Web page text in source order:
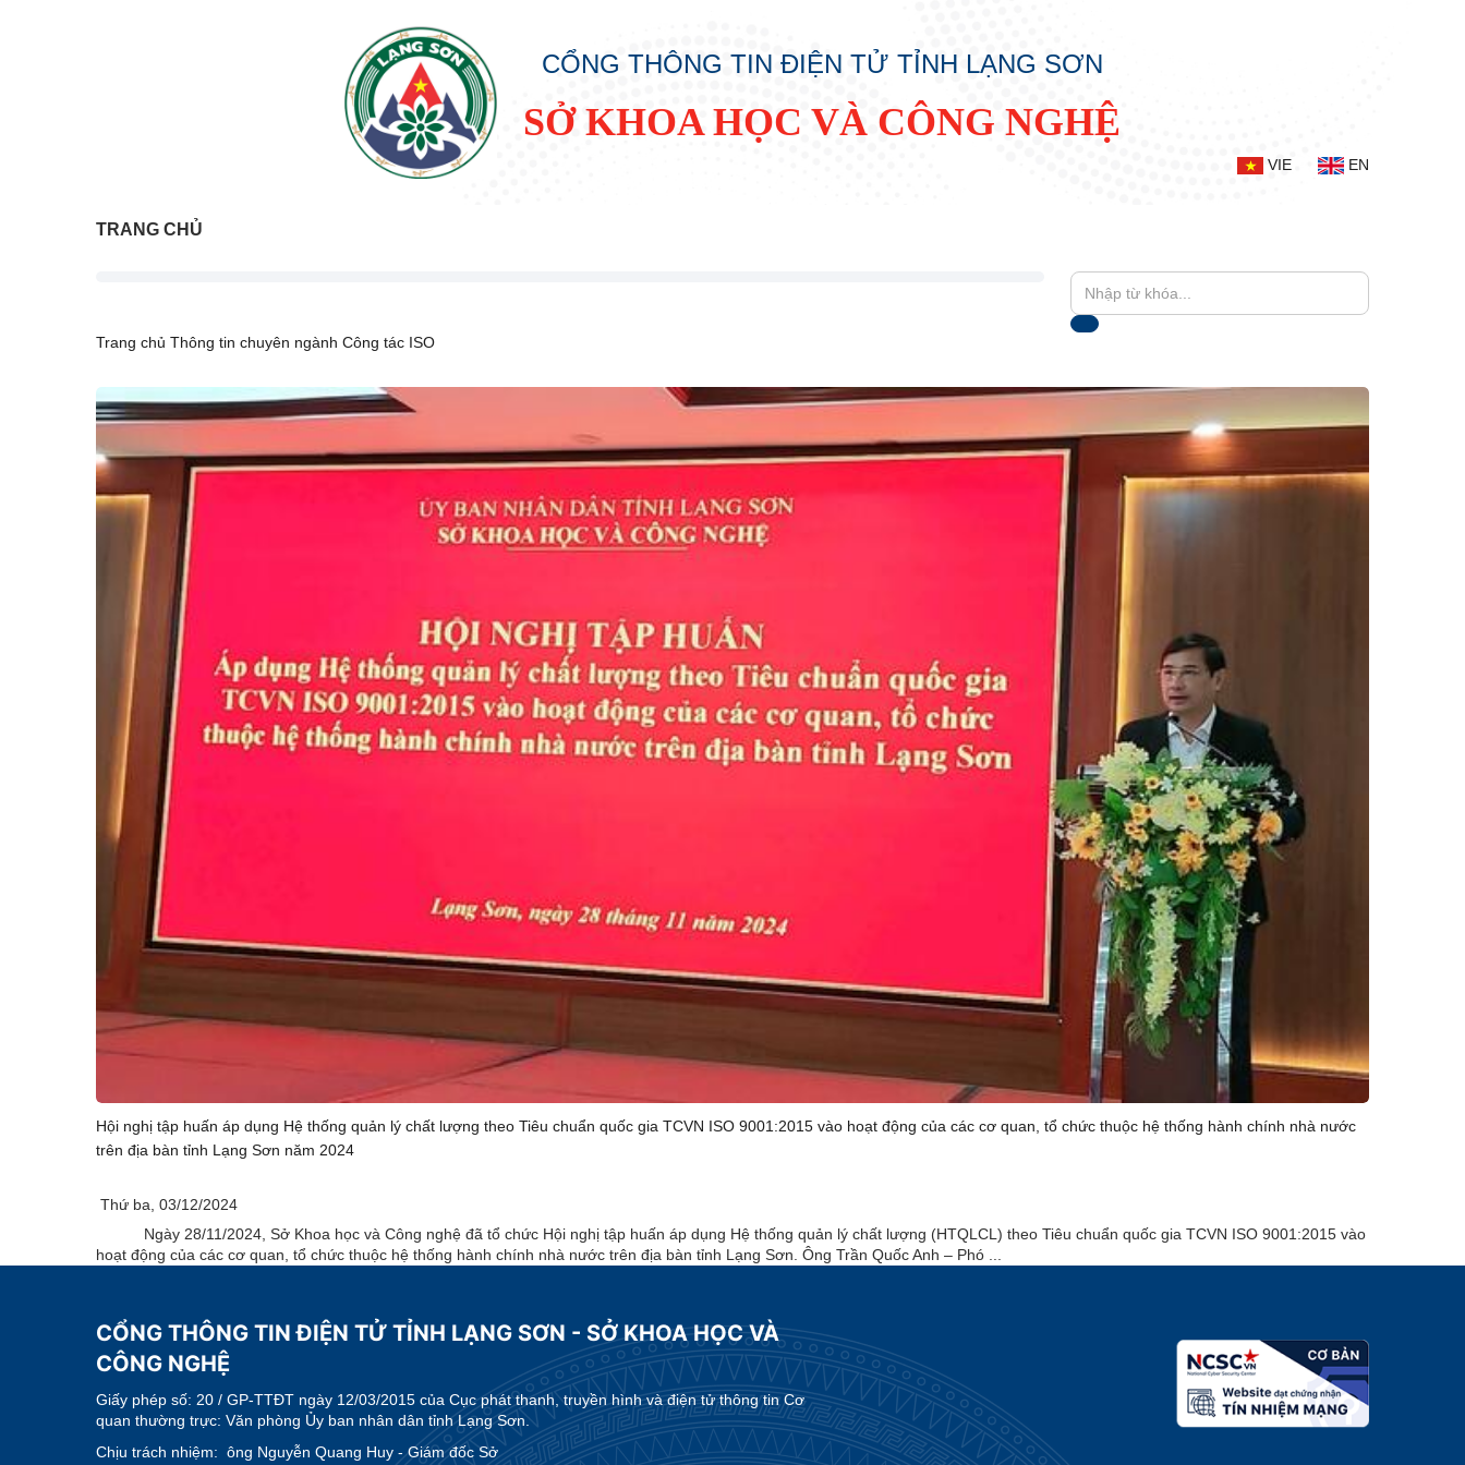
CỔNG THÔNG TIN ĐIỆN TỬ TỈNH LẠNG SƠN
SỞ KHOA HỌC VÀ CÔNG NGHỆ
VIE EN
TRANG CHỦ
Trang chủ Thông tin chuyên ngành Công tác ISO
Hội nghị tập huấn áp dụng Hệ thống quản lý chất lượng theo Tiêu chuẩn quốc gia TCVN ISO 9001:2015 vào hoạt động của các cơ quan, tổ chức thuộc hệ thống hành chính nhà nước
trên địa bàn tỉnh Lạng Sơn năm 2024
Thứ ba, 03/12/2024
Ngày 28/11/2024, Sở Khoa học và Công nghệ đã tổ chức Hội nghị tập huấn áp dụng Hệ thống quản lý chất lượng (HTQLCL) theo Tiêu chuẩn quốc gia TCVN ISO 9001:2015 vào
hoạt động của các cơ quan, tổ chức thuộc hệ thống hành chính nhà nước trên địa bàn tỉnh Lạng Sơn. Ông Trần Quốc Anh – Phó ...
CỔNG THÔNG TIN ĐIỆN TỬ TỈNH LẠNG SƠN - SỞ KHOA HỌC VÀ
CÔNG NGHỆ
Giấy phép số: 20 / GP-TTĐT ngày 12/03/2015 của Cục phát thanh, truyền hình và điện tử thông tin Cơ
quan thường trực: Văn phòng Ủy ban nhân dân tỉnh Lạng Sơn.
Chịu trách nhiệm: ông Nguyễn Quang Huy - Giám đốc Sở